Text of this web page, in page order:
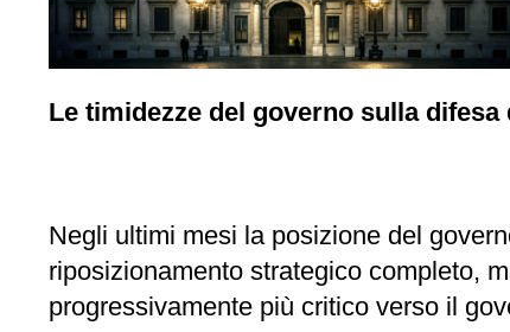
Le timidezze del governo sulla
Negli ultimi mesi la posizione del
riposizionamento strategico completo,
progressivamente più critico verso il